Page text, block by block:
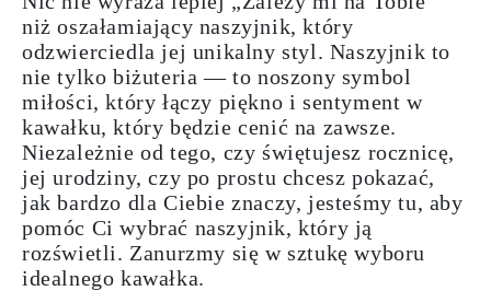
niż oszałamiający naszyjnik, który
odzwierciedla jej unikalny styl. Naszyjnik to
nie tylko biżuteria — to noszony symbol
miłości, który łączy piękno i sentyment w
kawałku, który będzie cenić na zawsze.
Niezależnie od tego, czy świętujesz rocznicę,
jej urodziny, czy po prostu chcesz pokazać,
jak bardzo dla Ciebie znaczy, jesteśmy tu, aby
pomóc Ci wybrać naszyjnik, który ją
rozświetli. Zanurzmy się w sztukę wyboru
idealnego kawałka.